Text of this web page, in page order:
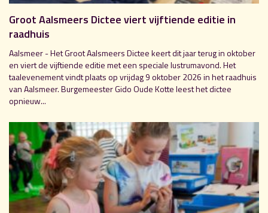
Groot Aalsmeers Dictee viert vijftiende editie in
raadhuis
Aalsmeer - Het Groot Aalsmeers Dictee keert dit jaar terug in oktober
en viert de vijftiende editie met een speciale lustrumavond. Het
taalevenement vindt plaats op vrijdag 9 oktober 2026 in het raadhuis
van Aalsmeer. Burgemeester Gido Oude Kotte leest het dictee
opnieuw...